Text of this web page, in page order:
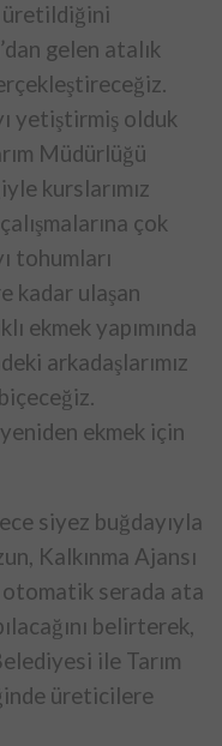
üretildiğini
gelen atalık
yetiştirmiş olduk
Müdürlüğü
kurslarımız
çok
tohumları
kadar ulaşan
ekmek yapımında
arkadaşlarımız
ekmek için
siyez buğdayıyla
Kalkınma Ajansı
serada ata
belirterek,
ile Tarım
üreticilere